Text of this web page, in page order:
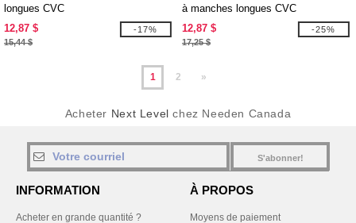
longues CVC
12,87 $
15,44 $
-17%
à manches longues CVC
12,87 $
17,25 $
-25%
1 2 »
Acheter Next Level chez Needen Canada
S'abonner!
INFORMATION
Acheter en grande quantité ?
À PROPOS
Moyens de paiement